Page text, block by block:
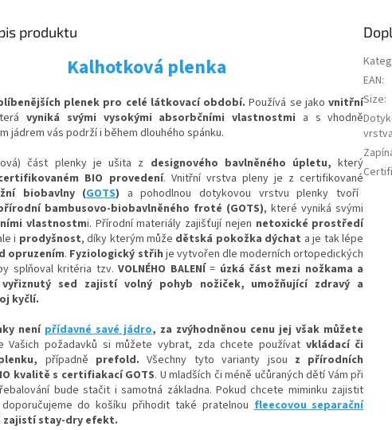
produktu
Kalhotková plenka
plenek pro celé látkovací období.Používá se jakovnitřní
vyniká svými vysokými absorbčními vlastnostmi a s vhodně
jádrem vás podrží i během dlouhého spánku.
část plenky je ušita z designového bavlněného úpletu,který
BIO provedení. Vnitřní vrstva pleny je z certifikované
biobavlny (GOTS) a pohodlnou dotykovou vrstvu plenky tvoří
bambusovo-biobavlněného froté (GOTS), které vyniká svými
vlastnostmi. Přírodní materiály zajišťují nejen netoxické prostředí
i prodyšnost, díky kterým může dětská pokožka dýchat a je tak lépe
opruzením. Fyziologický střih je vytvořen dle moderních ortopedických
splňoval kritéria tzv.VOLNÉHO BALENÍ= úzká část mezi nožkama a
sed zajistí volný pohyb nožiček, umožňující zdravý a
kyčlí.
není přídavné savé jádro, za zvýhodněnou cenu jej však můžete
Vašich požadavků si můžete vybrat, zda chcete používat vkládací či
případně prefold. Všechny tyto varianty jsou z přírodních
kvalitě s certifiakací GOTS. U mladších či méně učůraných dětí Vám při
bude stačit i samotná základna. Pokud chcete miminku zajistit
do košíku přihodit také pratelnoufleecovou separační
zajistí stay-dry efekt.
EAN:
Size:
vrstva